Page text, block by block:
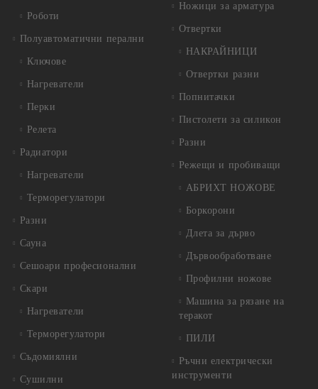
Роботи
Полуавтоматични перални
Ключове
Нагреватели
Перки
Релета
Радиатори
Нагреватели
Терморегулатори
Разни
Сауна
Сешоари професионални
Скари
Нагреватели
Терморегулатори
Съдомиялни
Сушилни
Ножици за арматура
Отвертки
НАКРАЙНИЦИ
Отвертки разни
Попнитачки
Пистолети за силикон
Разни
Режещи и пробиващи
АБРИХТ НОЖОВЕ
Боркорони
Длета за дърво
Дървообработване
Профилни ножове
Машина за рязане на
теракот
ПИЛИ
Ръчни електрически
инструменти